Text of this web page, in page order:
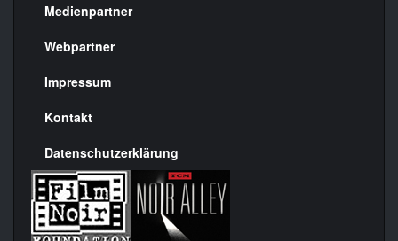
Menülinks
rechte
Seite
Medienpartner
Webpartner
Impressum
Kontakt
Datenschutzerklärung